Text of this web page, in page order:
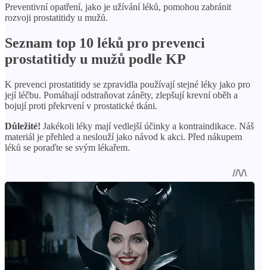
Preventivní opatření, jako je užívání léků, pomohou zabránit
rozvoji prostatitidy u mužů.
Seznam top 10 léků pro prevenci
prostatitidy u mužů podle KP
K prevenci prostatitidy se zpravidla používají stejné léky jako pro
její léčbu. Pomáhají odstraňovat záněty, zlepšují krevní oběh a
bojují proti překrvení v prostatické tkáni.
Důležité! Jakékoli léky mají vedlejší účinky a kontraindikace. Náš
materiál je přehled a neslouží jako návod k akci. Před nákupem
léků se poraďte se svým lékařem.